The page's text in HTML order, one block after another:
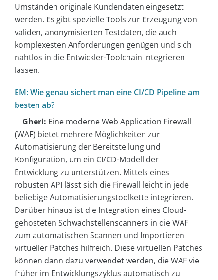
Umständen originale Kundendaten eingesetzt
werden. Es gibt spezielle Tools zur Erzeugung von
validen, anonymisierten Testdaten, die auch
komplexesten Anforderungen genügen und sich
nahtlos in die Entwickler-Toolchain integrieren
lassen.
EM: Wie genau sichert man eine CI/CD Pipeline am
besten ab?
Gheri: Eine moderne Web Application Firewall
(WAF) bietet mehrere Möglichkeiten zur
Automatisierung der Bereitstellung und
Konfiguration, um ein CI/CD-Modell der
Entwicklung zu unterstützen. Mittels eines
robusten API lässt sich die Firewall leicht in jede
beliebige Automatisierungstoolkette integrieren.
Darüber hinaus ist die Integration eines Cloud-
gehosteten Schwachstellenscanners in die WAF
zum automatischen Scannen und Importieren
virtueller Patches hilfreich. Diese virtuellen Patches
können dann dazu verwendet werden, die WAF viel
früher im Entwicklungszyklus automatisch zu